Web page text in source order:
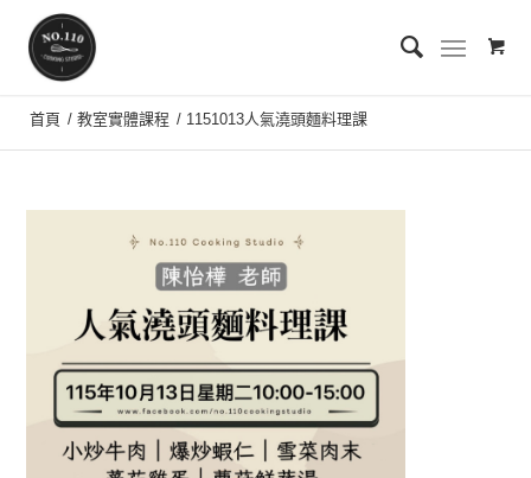
首頁 / 教室實體課程 / 1151013人氣澆頭麵料理課